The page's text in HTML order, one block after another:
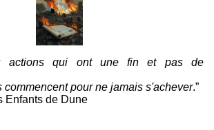
logique totalement bancale qui, en
des théories biologiques boiteuses et des
de genre datés, finit par desservir les propos
actions qui ont une fin et pas de
commencent pour ne jamais s'achever.”
Enfants de Dune